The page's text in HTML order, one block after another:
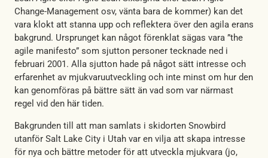
Change-Management osv, vänta bara de kommer) kan det
vara klokt att stanna upp och reflektera över den agila erans
bakgrund. Ursprunget kan något förenklat sägas vara ”the
agile manifesto” som sjutton personer tecknade ned i
februari 2001. Alla sjutton hade på något sätt intresse och
erfarenhet av mjukvaruutveckling och inte minst om hur den
kan genomföras på bättre sätt än vad som var närmast
regel vid den här tiden.
Bakgrunden till att man samlats i skidorten Snowbird
utanför Salt Lake City i Utah var en vilja att skapa intresse
för nya och bättre metoder för att utveckla mjukvara (jo,